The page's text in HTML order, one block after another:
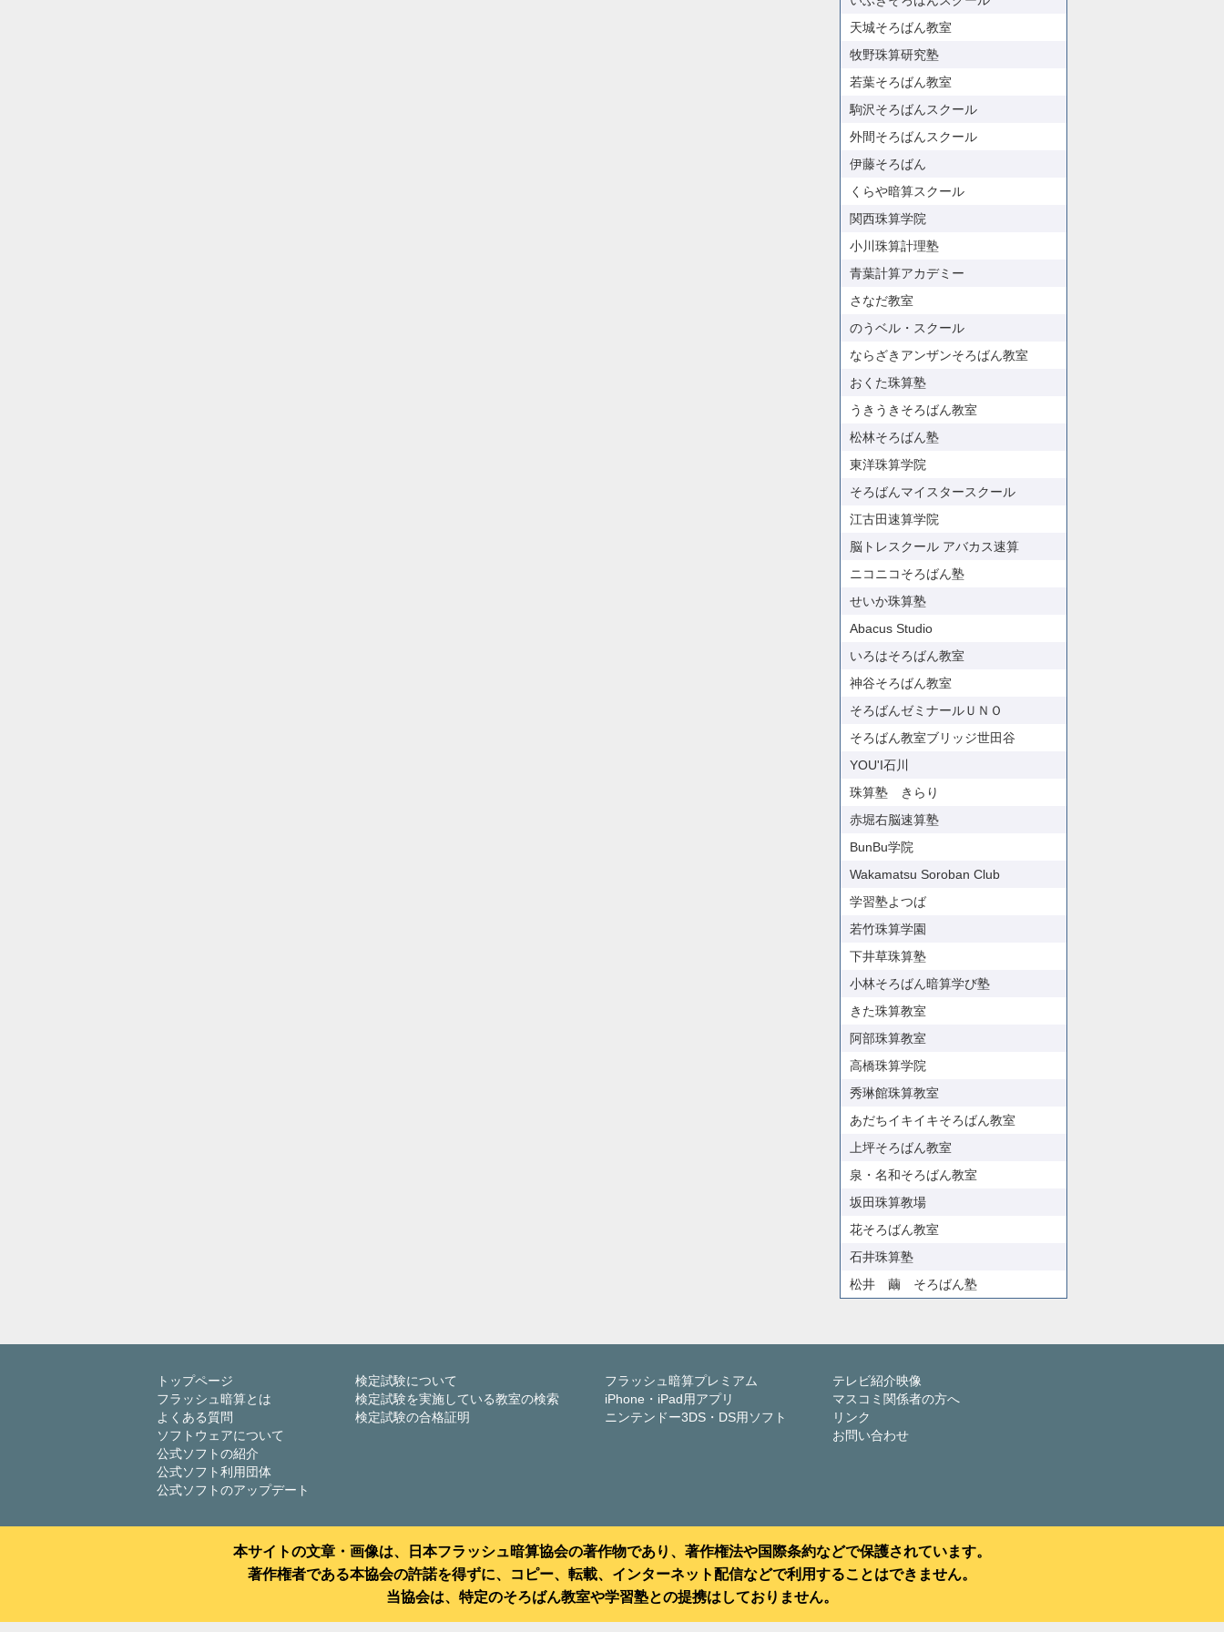
天城そろばん教室
牧野珠算研究塾
若葉そろばん教室
駒沢そろばんスクール
外間そろばんスクール
伊藤そろばん
くらや暗算スクール
関西珠算学院
小川珠算計理塾
青葉計算アカデミー
さなだ教室
のうベル・スクール
ならざきアンザンそろばん教室
おくた珠算塾
うきうきそろばん教室
松林そろばん塾
東洋珠算学院
そろばんマイスタースクール
江古田速算学院
脳トレスクール アバカス速算
ニコニコそろばん塾
せいか珠算塾
Abacus Studio
いろはそろばん教室
神谷そろばん教室
そろばんゼミナールＵＮＯ
そろばん教室ブリッジ世田谷
YOU'I石川
珠算塾 きらり
赤堀右脳速算塾
BunBu学院
Wakamatsu Soroban Club
学習塾よつば
若竹珠算学園
下井草珠算塾
小林そろばん暗算学び塾
きた珠算教室
阿部珠算教室
高橋珠算学院
秀琳館珠算教室
あだちイキイキそろばん教室
上坪そろばん教室
泉・名和そろばん教室
坂田珠算教場
花そろばん教室
石井珠算塾
松井 繭 そろばん塾
トップページ
フラッシュ暗算とは
よくある質問
ソフトウェアについて
公式ソフトの紹介
公式ソフト利用団体
公式ソフトのアップデート
検定試験について
検定試験を実施している教室の検索
検定試験の合格証明
フラッシュ暗算プレミアム
iPhone・iPad用アプリ
ニンテンドー3DS・DS用ソフト
テレビ紹介映像
マスコミ関係者の方へ
リンク
お問い合わせ
本サイトの文章・画像は、日本フラッシュ暗算協会の著作物であり、著作権法や国際条約などで保護されています。
著作権者である本協会の許諾を得ずに、コピー、転載、インターネット配信などで利用することはできません。
当協会は、特定のそろばん教室や学習塾との提携はしておりません。